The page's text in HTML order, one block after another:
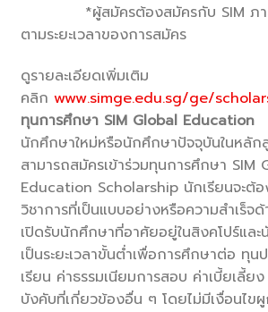
*ผู้สมัครต้องสมัครกับ SIM ภาย
ตามระยะเวลาของการสมัคร
ดูรายละเอียดเพิ่มเติม
คลิก www.simge.edu.sg/ge/
ทุนการศึกษา SIM Global Education
นักศึกษาใหม่หรือนักศึกษาปัจจุบันในหลั
สามารถสมัครเข้าร่วมทุนการศึกษา SIM
Education Scholarship นักเรียนจะต้
วิชาการที่เป็นแบบอย่างหรือความสำเร็จ
เปิดรับนักศึกษาที่อาศัยอยู่ในสิงคโปร์แล
เป็นระยะเวลาขั้นต่ำเพื่อการศึกษาต่อ ทุน
เรียน ค่าธรรมเนียมการสอบ ค่าเบี้ยเลี้ย
บังคับที่เกี่ยวข้องอื่น ๆ โดยไม่มีเงื่อนไข